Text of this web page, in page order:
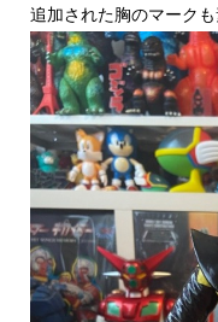
追加された胸のマーク